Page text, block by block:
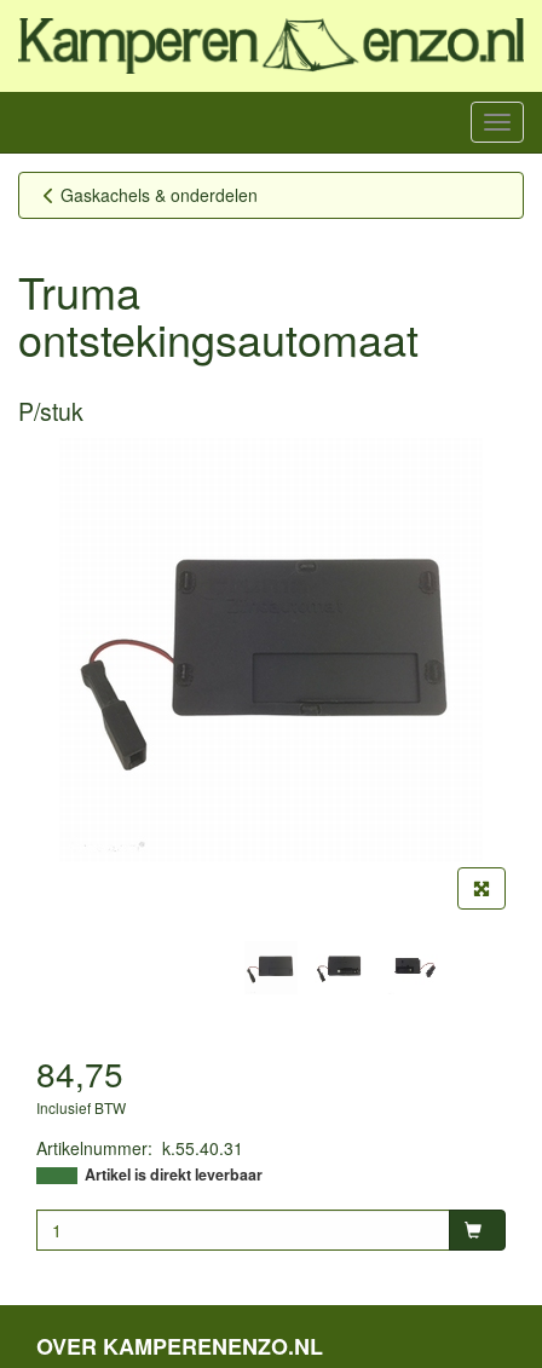
Menu
Gaskachels & onderdelen
Truma
ontstekingsautomaat
P/stuk
84,75
Inclusief BTW
Artikelnummer: k.55.40.31
Artikel is direkt leverbaar
OVER KAMPERENENZO.NL